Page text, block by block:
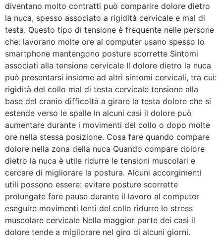
diventano molto contratti può comparire dolore dietro
la nuca, spesso associato a rigidità cervicale e mal di
testa. Questo tipo di tensione è frequente nelle persone
che: lavorano molte ore al computer usano spesso lo
smartphone mantengono posture scorrette Sintomi
associati alla tensione cervicale Il dolore dietro la nuca
può presentarsi insieme ad altri sintomi cervicali, tra cui:
rigidità del collo mal di testa cervicale tensione alla
base del cranio difficoltà a girare la testa dolore che si
estende verso le spalle In alcuni casi il dolore può
aumentare durante i movimenti del collo o dopo molte
ore nella stessa posizione. Cosa fare quando compare
dolore nella zona della nuca Quando compare dolore
dietro la nuca è utile ridurre le tensioni muscolari e
cercare di migliorare la postura. Alcuni accorgimenti
utili possono essere: evitare posture scorrette
prolungate fare pause durante il lavoro al computer
eseguire movimenti lenti del collo ridurre lo stress
muscolare cervicale Nella maggior parte dei casi il
dolore tende a migliorare nel giro di alcuni giorni.